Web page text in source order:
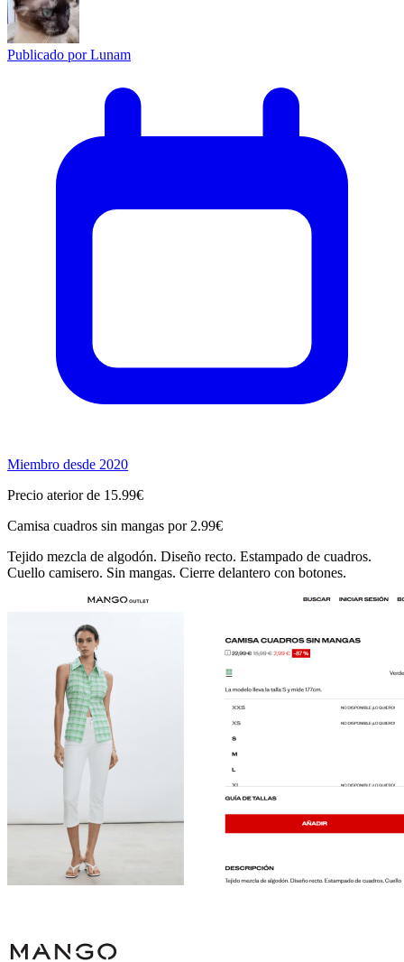
Publicado porLunam
Miembro desde 2020
Precio aterior de 15.99€
Camisa cuadros sin mangas por 2.99€
Tejido mezcla de algodón. Diseño recto. Estampado de cuadros.
Cuello camisero. Sin mangas. Cierre delantero con botones.